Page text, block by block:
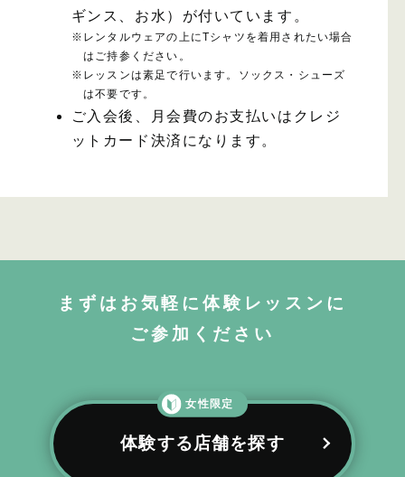
ギンス、お水）が付いています。
※ レンタルウェアの上にTシャツを着用されたい場合
はご持参ください。
※ レッスンは素足で行います。ソックス・シューズ
は不要です。
ご入会後、月会費のお支払いはクレジ
ットカード決済になります。
まずはお気軽に体験レッスンに
ご参加ください
女性限定
体験する店舗を探す